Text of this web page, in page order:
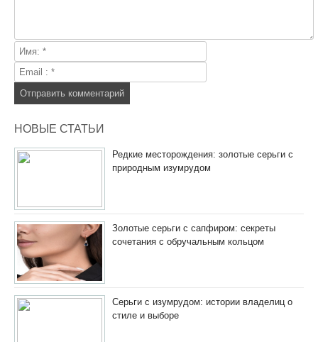
НОВЫЕ СТАТЬИ
Редкие месторождения: золотые серьги с
природным изумрудом
Золотые серьги с сапфиром: секреты
сочетания с обручальным кольцом
Серьги с изумрудом: истории владелиц о
стиле и выборе